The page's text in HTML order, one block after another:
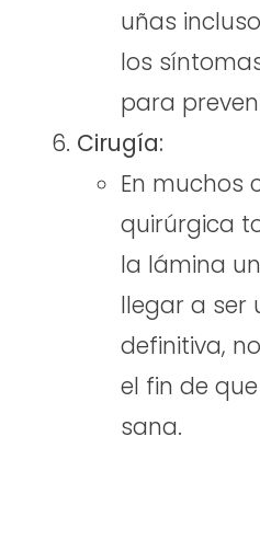
uñas
los
para
Cirugía:
En muchos
quirúrgica
la lámina
llegar a ser
definitiva,
el fin de
sana.